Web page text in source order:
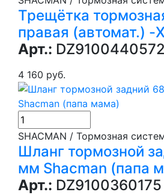
Трещётка
правая (автомат.) -
Арт.: DZ9100440572
4 160 руб.
SHACMAN / Тормозная
Шланг тормозной
мм Shacman (папа
Арт.: DZ9100360175